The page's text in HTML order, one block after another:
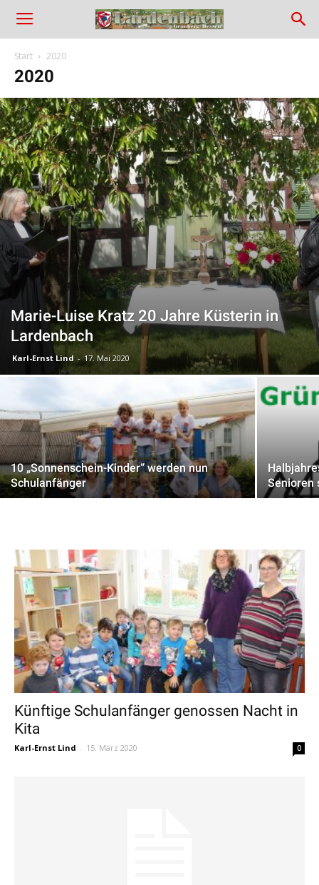
Lardenbach
Hessen
Start 2020
2020
Marie-Luise Kratz 20 Jahre Küsterin in
Lardenbach
Karl-Ernst Lind - 17. Mai 2020
10 „Sonnenschein-Kinder“ werden nun
Schulanfänger
Senioren
Künftige Schulanfänger genossen Nacht in
Kita
Karl-Ernst Lind - 15. März 2020 0